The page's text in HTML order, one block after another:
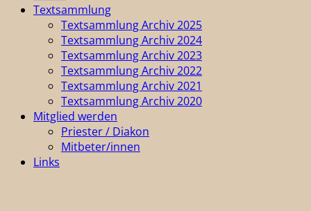
Textsammlung
Textsammlung Archiv 2025
Textsammlung Archiv 2024
Textsammlung Archiv 2023
Textsammlung Archiv 2022
Textsammlung Archiv 2021
Textsammlung Archiv 2020
Mitglied werden
Priester / Diakon
Mitbeter/innen
Links